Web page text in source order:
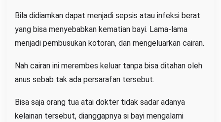
Bila didiamkan dapat menjadi sepsis atau infeksi berat
yang bisa menyebabkan kematian bayi. Lama-lama
menjadi pembusukan kotoran, dan mengeluarkan cairan.
Nah cairan ini merembes keluar tanpa bisa ditahan oleh
anus sebab tak ada persarafan tersebut.
Bisa saja orang tua atai dokter tidak sadar adanya
kelainan tersebut, dianggapnya si bayi mengalami